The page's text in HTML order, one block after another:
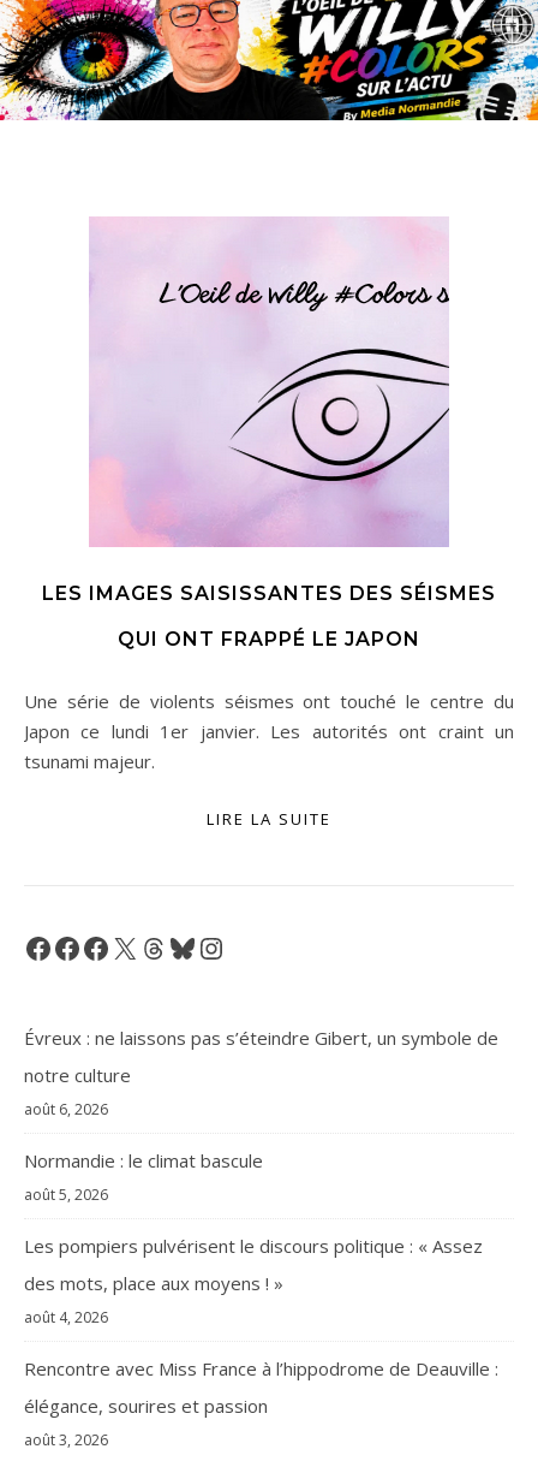
LES IMAGES SAISISSANTES DES SÉISMES
QUI ONT FRAPPÉ LE JAPON
Une série de violents séismes ont touché le centre du
Japon ce lundi 1er janvier. Les autorités ont craint un
tsunami majeur.
LIRE LA SUITE
Facebook
Facebook
Facebook
X Threads
BlueskyInstagram
Évreux : ne laissons pas s’éteindre Gibert, un symbole de
notre culture
août 6, 2026
Normandie : le climat bascule
août 5, 2026
Les pompiers pulvérisent le discours politique : « Assez
des mots, place aux moyens ! »
août 4, 2026
Rencontre avec Miss France à l’hippodrome de Deauville :
élégance, sourires et passion
août 3, 2026